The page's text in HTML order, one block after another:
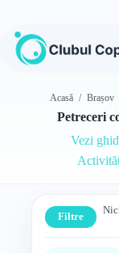
conținut
Acasă / Brașov
Petreceri
Vezi
Filtre